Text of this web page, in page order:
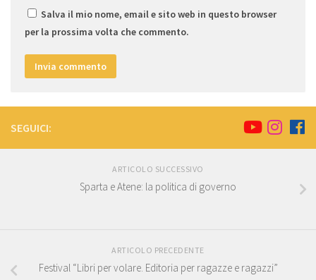
Salva il mio nome, email e sito web in questo browser
per la prossima volta che commento.
SEGUICI:
ARTICOLO SUCCESSIVO
Sparta e Atene: la politica di governo
ARTICOLO PRECEDENTE
Festival “Libri per volare. Editoria per ragazze e ragazzi”